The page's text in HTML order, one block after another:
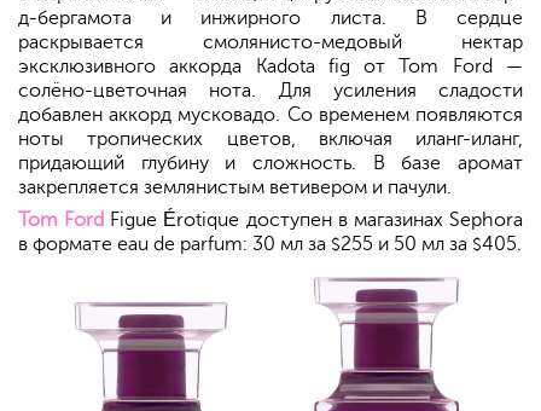
д-бергамота и инжирного листа. В сердце
раскрывается смолянисто-медовый нектар
эксклюзивного аккорда Kadota fig от Tom Ford —
солёно-цветочная нота. Для усиления сладости
добавлен аккорд мусковадо. Со временем появляются
ноты тропических цветов, включая иланг-иланг,
придающий глубину и сложность. В базе аромат
закрепляется землянистым ветивером и пачули.
Tom Ford Figue Érotique доступен в магазинах Sephora
в формате eau de parfum: 30 мл за $255 и 50 мл за $405.